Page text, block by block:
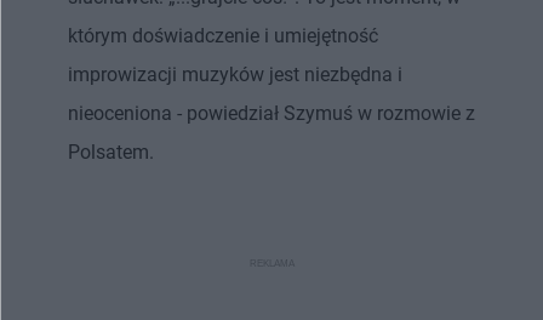
którym doświadczenie i umiejętność
improwizacji muzyków jest niezbędna i
nieoceniona - powiedział Szymuś w rozmowie z
Polsatem.